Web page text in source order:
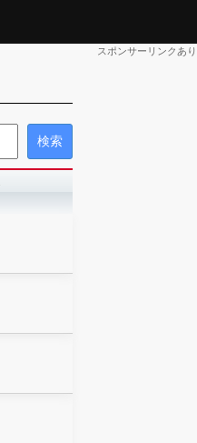
スポンサーリンクあり